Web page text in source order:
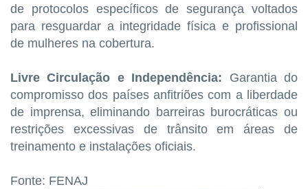
de protocolos específicos de segurança voltados
para resguardar a integridade física e profissional
de mulheres na cobertura.
Livre Circulação e Independência: Garantia do
compromisso dos países anfitriões com a liberdade
de imprensa, eliminando barreiras burocráticas ou
restrições excessivas de trânsito em áreas de
treinamento e instalações oficiais.
Fonte: FENAJ